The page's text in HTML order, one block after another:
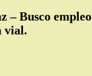
– Busco
vial.